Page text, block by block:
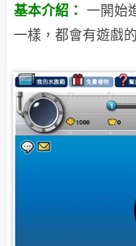
基本介紹： 一開始
一樣，都會有遊戲